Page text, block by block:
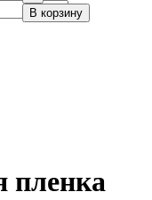
В корзину
пленка